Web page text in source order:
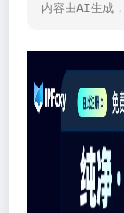
内容由AI生成